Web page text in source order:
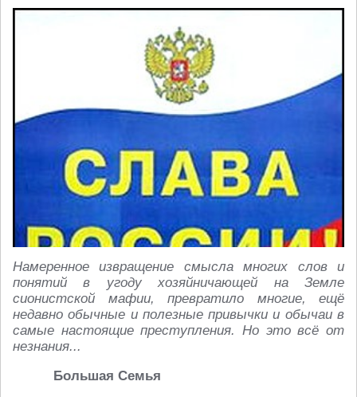
Намеренное извращение смысла многих слов и
понятий в угоду хозяйничающей на Земле
сионистской мафии, превратило многие, ещё
недавно обычные и полезные привычки и обычаи в
самые настоящие преступления. Но это всё от
незнания...
Большая Семья